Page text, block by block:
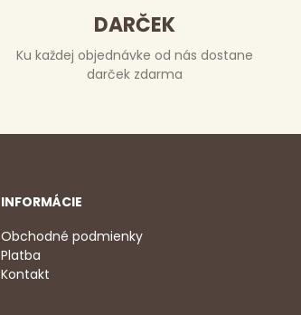
DARČEK
Ku každej objednávke od nás dostane
darček zdarma
INFORMÁCIE
Obchodné podmienky
Platba
Kontakt